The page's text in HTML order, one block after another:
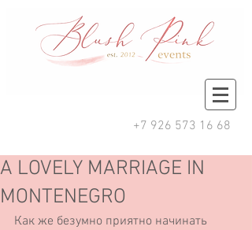
+7 926 573 16 68
A LOVELY MARRIAGE IN
MONTENEGRO
Как же безумно приятно начинать